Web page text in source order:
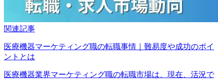
関連記事
医療機器マーケティング職の転職事情｜難易度や成功のポイ
ントとは
医療機器業界マーケティング職の転職市場は、現在、活況で